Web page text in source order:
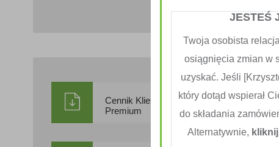
Cennik Klienta
Premium
JESTEŚ
Twoja osobista
osiągnięcia zmian w
uzyskać. Jeśli
który dotąd wspierał
do składania
Alternatywnie,